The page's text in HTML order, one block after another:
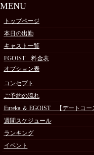
MENU
トップページ
本日の出勤
キャスト一覧
EGOIST 料金表
オプション表
コンセプト
ご予約の流れ
Eureka ＆ EGOIST 【デートコー
週間スケジュール
ランキング
イベント